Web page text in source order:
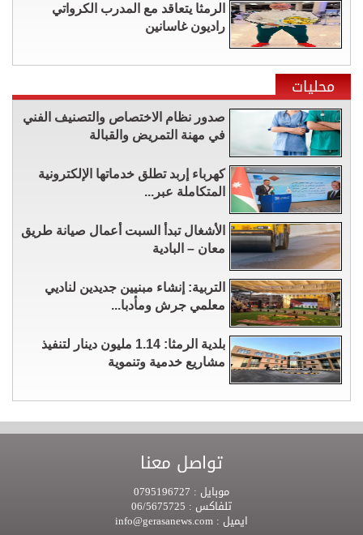
الرمثا يتعاقد مع المدرب الكرواتي
راديون غاسانين
محليات
صدور نظام الاختصاص والتصنيف الفني
في مهنة التمريض والقبالة
كهرباء إربد تطلق خدماتها الإلكترونية
المتكاملة عبر...
الأشغال تبدأ السبت أعمال صيانة طريق
معان – البادية
التربية: إنشاء مبنيين جديدين لناديي
معلمي جرش ومأدبا...
بلدية الرمثا: 1.14 مليون دينار لتنفيذ
مشاريع خدمية وتنموية
تواصل معنا
موبايل :
تلفاكس :
ايميل :